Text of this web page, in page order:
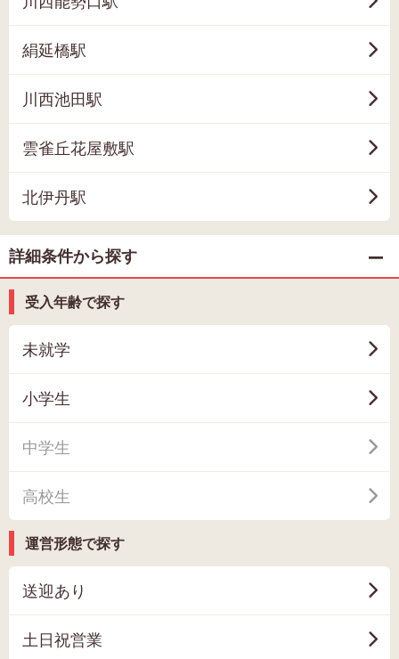
絹延橋駅
川西池田駅
雲雀丘花屋敷駅
北伊丹駅
詳細条件から探す
受入年齢で探す
未就学
小学生
中学生
高校生
運営形態で探す
送迎あり
土日祝営業